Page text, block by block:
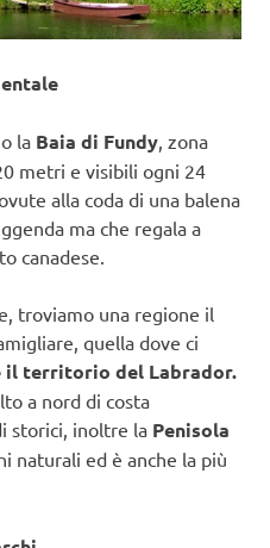
la Baia di Fundy, zona
metri e visibili ogni 24
alla coda di una balena
ma che regala a
canadese.
troviamo una regione il
quella dove ci
il territorio del Labrador.
a nord di costa
storici, inoltre la Penisola
naturali ed è anche la più